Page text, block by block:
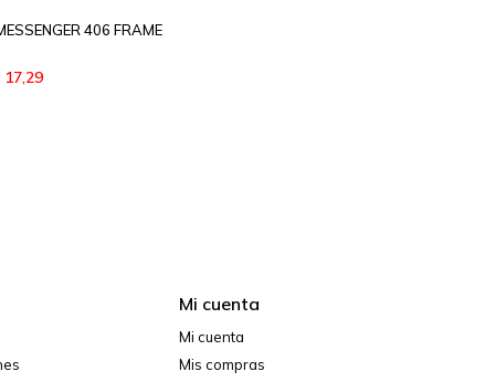
406 FRAME
17,29
Mi cuenta
Mi cuenta
Mis compras